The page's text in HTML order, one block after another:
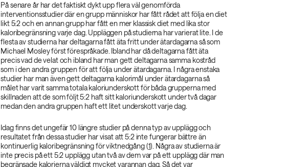
På senare år har det faktiskt dykt upp flera väl genomförda
interventionsstudier där en grupp människor har fått rådet att följa en diet
likt 5:2 och en annan grupp har fått en mer klassisk diet med lika stor
kaloribegränsning varje dag. Uppläggen på studierna har varierat lite. I de
flesta av studierna har deltagarna fått äta fritt under ätardagarna så som
Michael Mosley först förespråkade. Ibland har då deltagarna fått äta
precis vad de velat och ibland har man gett deltagarna samma kostråd
som i den andra gruppen för att följa under ätardagarna. I några enstaka
studier har man även gett deltagarna kalorimål under ätardagarna så
målet har varit samma totala kaloriunderskott för båda grupperna med
skillnaden att de som följt 5:2 haft sitt kaloriunderskott under två dagar
medan den andra gruppen haft ett litet underskott varje dag.
Idag finns det ungefär 10 längre studier på denna typ av upplägg och
resultatet från dessa studier har visat att 5:2 inte fungerar bättre än
kontinuerlig kaloribegränsning för viktnedgång (1). Några av studierna är
inte precis på ett 5:2 upplägg utan två av dem var på ett upplägg där man
begränsade kalorierna väldigt mycket varannan dag. Så det var